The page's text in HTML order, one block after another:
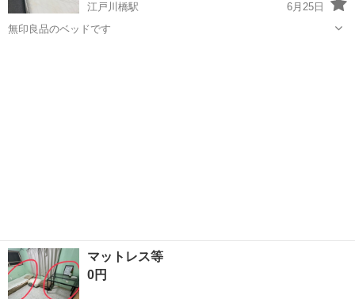
江戸川橋駅
6月25日
無印良品のベッドです
マットレス等
0円